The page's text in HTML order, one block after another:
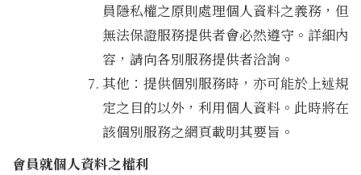
員隱私權之原則處理個人資料之義務，但
無法保證服務提供者會必然遵守。詳細內
容，請向各別服務提供者洽詢。
其他：提供個別服務時，亦可能於上述規
定之目的以外，利用個人資料。此時將在
該個別服務之網頁載明其要旨。
會員就個人資料之權利